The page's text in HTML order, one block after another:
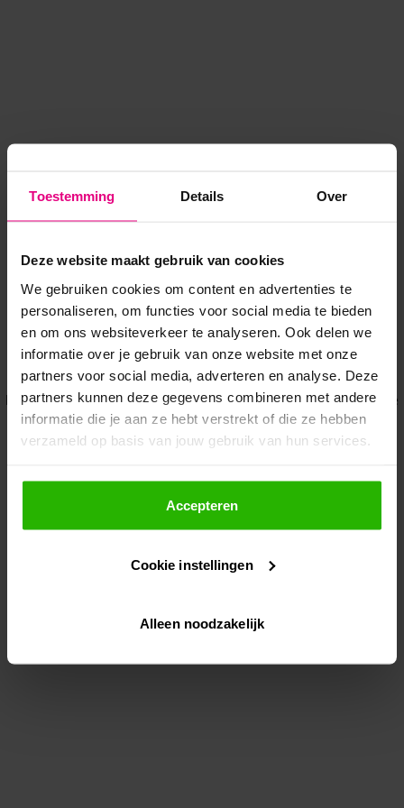
Toestemming Details Over
Deze website maakt gebruik van cookies
We gebruiken cookies om content en advertenties te
personaliseren, om functies voor social media te bieden
en om ons websiteverkeer te analyseren. Ook delen we
informatie over je gebruik van onze website met onze
partners voor social media, adverteren en analyse. Deze
partners kunnen deze gegevens combineren met andere
informatie die je aan ze hebt verstrekt of die ze hebben
verzameld op basis van jouw gebruik van hun services.
Als je op "Accepteer" klikt, dan geef je Voordeeluitjes.nl
toestemming om cookies voor social media en
gepersonaliseerde advertenties te plaatsen.
Lees hier meer over in onsprivacybeleid
Via "Cookie instellingen" kun je ook zelf instellen welke
Accepteren
Cookie instellingen
Alleen noodzakelijk
Application error: a client-side exception has occurred while
loadingwww.voordeeluitjes.nl (see the browser console for more
information).